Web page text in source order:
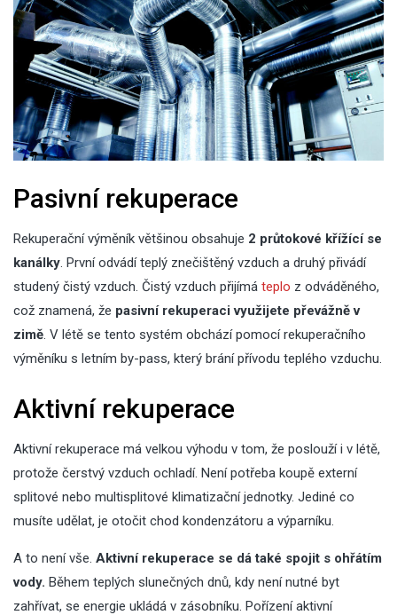
Pasivní rekuperace
Rekuperační výměník většinou obsahuje 2 průtokové křížící se
kanálky. První odvádí teplý znečištěný vzduch a druhý přivádí
studený čistý vzduch. Čistý vzduch přijímá teplo z odváděného,
což znamená, že pasivní rekuperaci využijete převážně v
zimě. V létě se tento systém obchází pomocí rekuperačního
výměníku s letním by-pass, který brání přívodu teplého vzduchu.
Aktivní rekuperace
Aktivní rekuperace má velkou výhodu v tom, že poslouží i v létě,
protože čerstvý vzduch ochladí. Není potřeba koupě externí
splitové nebo multisplitové klimatizační jednotky. Jediné co
musíte udělat, je otočit chod kondenzátoru a výparníku.
A to není vše. Aktivní rekuperace se dá také spojit s ohřátím
vody. Během teplých slunečných dnů, kdy není nutné byt
zahřívat, se energie ukládá v zásobníku. Pořízení aktivní